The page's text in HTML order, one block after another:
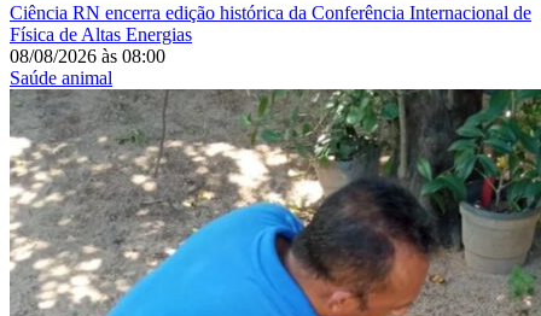
Ciência RN encerra edição histórica da Conferência Internacional de
Física de Altas Energias
08/08/2026 às 08:00
Saúde animal